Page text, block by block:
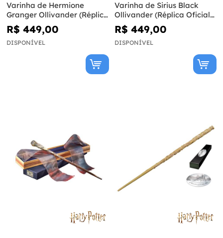
Varinha de Hermione
Granger Ollivander (Réplica
Oficial) - Harry Potter
R$ 449,00
DISPONÍVEL
Varinha de Sirius Black
Ollivander (Réplica Oficial)
- Harry Potter
R$ 449,00
DISPONÍVEL